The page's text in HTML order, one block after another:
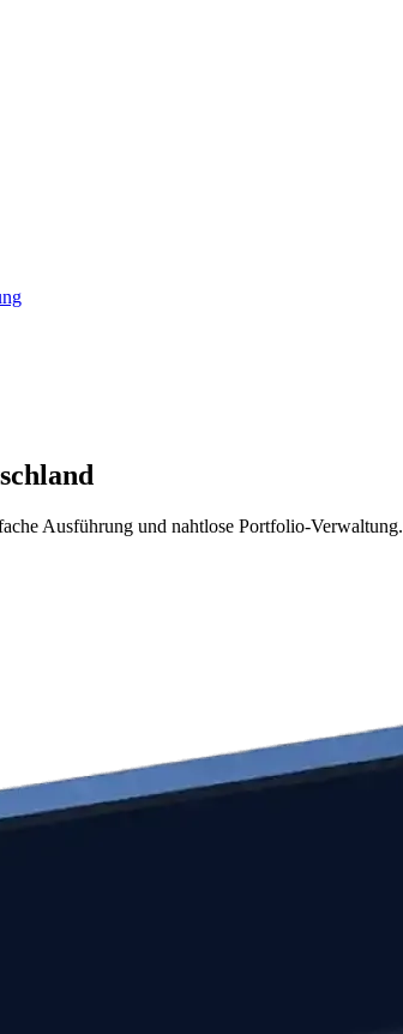
Ausführung und nahtlose Portfolio-Verwaltung.